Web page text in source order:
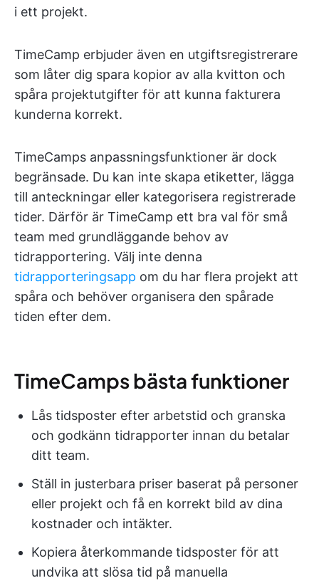
i ett projekt.
TimeCamp erbjuder även en utgiftsregistrerare
som låter dig spara kopior av alla kvitton och
spåra projektutgifter för att kunna fakturera
kunderna korrekt.
TimeCamps anpassningsfunktioner är dock
begränsade. Du kan inte skapa etiketter, lägga
till anteckningar eller kategorisera registrerade
tider. Därför är TimeCamp ett bra val för små
team med grundläggande behov av
tidrapportering. Välj inte denna
tidrapporteringsapp om du har flera projekt att
spåra och behöver organisera den spårade
tiden efter dem.
TimeCamps bästa funktioner
Lås tidsposter efter arbetstid och granska
och godkänn tidrapporter innan du betalar
ditt team.
Ställ in justerbara priser baserat på personer
eller projekt och få en korrekt bild av dina
kostnader och intäkter.
Kopiera återkommande tidsposter för att
undvika att slösa tid på manuella